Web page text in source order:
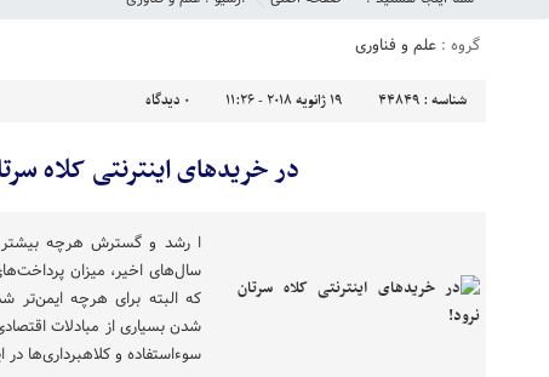
گروه : علم و فناوری
شناسه : 44849 19 ژانویه 2018 - 11:26 0 دیدگاه
در خریدهای اینترنتی کلاه
ا رشد و گسترش هرچه بیشتر
سال‌های اخیر، میزان
که البته برای هرچه ایمن‌تر
شدن بسیاری از مبادلات
سوءاستفاده و کلاهبرداری‌ها